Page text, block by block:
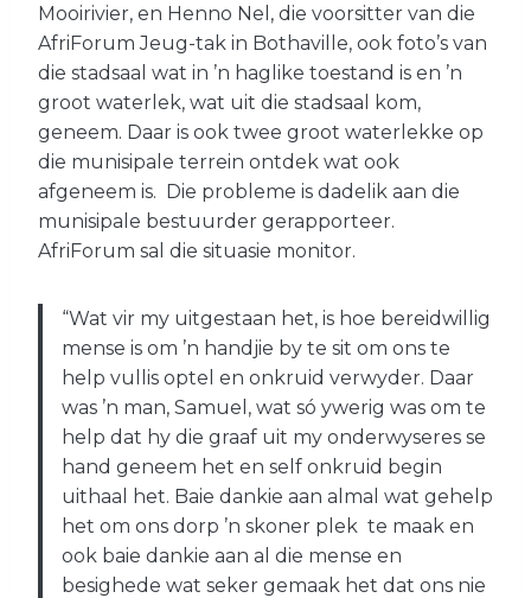
Mooirivier, en Henno Nel, die voorsitter van die
AfriForum Jeug-tak in Bothaville, ook foto’s van
die stadsaal wat in ’n haglike toestand is en ’n
groot waterlek, wat uit die stadsaal kom,
geneem. Daar is ook twee groot waterlekke op
die munisipale terrein ontdek wat ook
afgeneem is. Die probleme is dadelik aan die
munisipale bestuurder gerapporteer.
AfriForum sal die situasie monitor.
“Wat vir my uitgestaan het, is hoe bereidwillig
mense is om ’n handjie by te sit om ons te
help vullis optel en onkruid verwyder. Daar
was ’n man, Samuel, wat só ywerig was om te
help dat hy die graaf uit my onderwyseres se
hand geneem het en self onkruid begin
uithaal het. Baie dankie aan almal wat gehelp
het om ons dorp ’n skoner plek te maak en
ook baie dankie aan al die mense en
besighede wat seker gemaak het dat ons nie